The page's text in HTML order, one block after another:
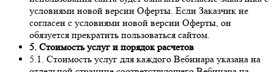
условиями новой версии Оферты. Если Заказчик не
согласен с условиями новой версии Оферты, он
обязуется прекратить пользоваться сайтом.
5. Стоимость услуг и порядок расчетов
5.1. Стоимость услуг для каждого Вебинара указана на